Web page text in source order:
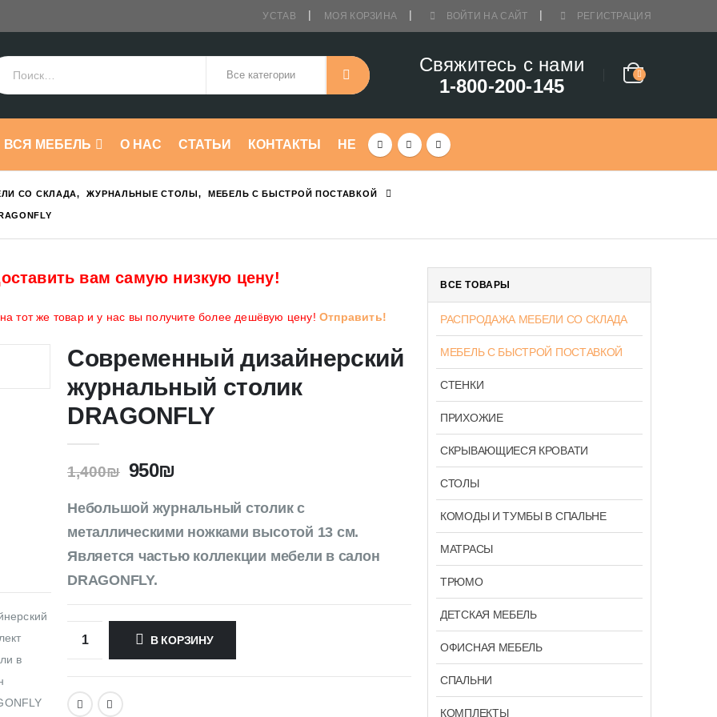
УСТАВ МОЯ КОРЗИНА ВОЙТИ НА САЙТ РЕГИСТРАЦИЯ
Свяжитесь с нами
1-800-200-145
ВСЯ МЕБЕЛЬ О НАС СТАТЬИ КОНТАКТЫ HE
СО СКЛАДА, ЖУРНАЛЬНЫЕ СТОЛЫ, МЕБЕЛЬ С БЫСТРОЙ ПОСТАВКОЙ
вам самую низкую цену!
тот же товар и у нас вы получите более дешёвую цену! Отправить!
Современный дизайнерский
журнальный столик
DRAGONFLY
1,400₪ 950₪
Небольшой журнальный столик с
металлическими ножками высотой 13 см.
Является частью коллекции мебели в салон
DRAGONFLY.
В КОРЗИНУ
ВСЕ ТОВАРЫ
РАСПРОДАЖА МЕБЕЛИ СО СКЛАДА
МЕБЕЛЬ С БЫСТРОЙ ПОСТАВКОЙ
СТЕНКИ
ПРИХОЖИЕ
СКРЫВАЮЩИЕСЯ КРОВАТИ
СТОЛЫ
КОМОДЫ И ТУМБЫ В СПАЛЬНЕ
МАТРАСЫ
ТРЮМО
ДЕТСКАЯ МЕБЕЛЬ
ОФИСНАЯ МЕБЕЛЬ
СПАЛЬНИ
КОМПЛЕКТЫ